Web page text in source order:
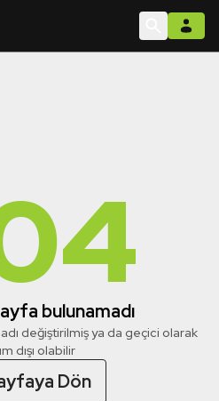
bulunamadı
adı değiştirilmiş ya da geçici olarak
dışı olabilir
Dön